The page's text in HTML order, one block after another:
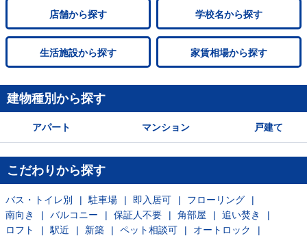
店舗から探す 学校名から探す
生活施設から探す 家賃相場から探す
建物種別から探す
アパート マンション 戸建て
こだわりから探す
バス・トイレ別 駐車場 即入居可
フローリング
南向き
バルコニー 保証人不要 角部屋
追い焚き
ロフト
駅近 新築 ペット相談可
オートロック